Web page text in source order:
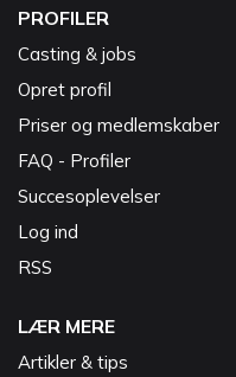
PROFILER
Casting & jobs
Opret profil
Priser og medlemskaber
FAQ - Profiler
Succesoplevelser
Log ind
RSS
LÆR MERE
Artikler & tips